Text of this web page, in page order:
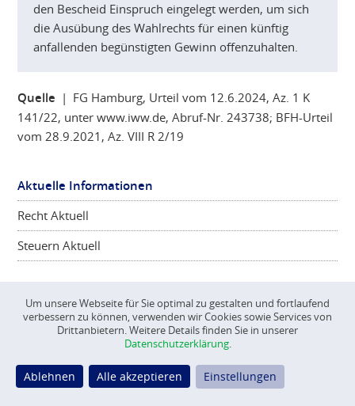
den Bescheid Einspruch eingelegt werden, um sich
die Ausübung des Wahlrechts für einen künftig
anfallenden begünstigten Gewinn offenzuhalten.
Quelle | FG Hamburg, Urteil vom 12.6.2024, Az. 1 K
141/22, unter www.iww.de, Abruf-Nr. 243738; BFH-Urteil
vom 28.9.2021, Az. VIII R 2/19
Aktuelle Informationen
Recht Aktuell
Steuern Aktuell
CONSCIENTA© 2026
Datenschutz
Datenschutz Einstellungen
Um unsere Webseite für Sie optimal zu gestalten und fortlaufend
verbessern zu können, verwenden wir Cookies sowie Services von
Drittanbietern. Weitere Details finden Sie in unserer
Datenschutzerklärung.
Einstellungen
Ablehnen Alle akzeptieren